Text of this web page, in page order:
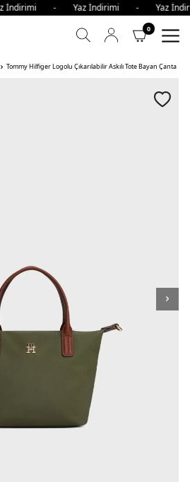
- Yaz İndirimi -
0
Tommy Hilfiger Logolu Çıkarılabilir Askılı Tote Bayan Çanta